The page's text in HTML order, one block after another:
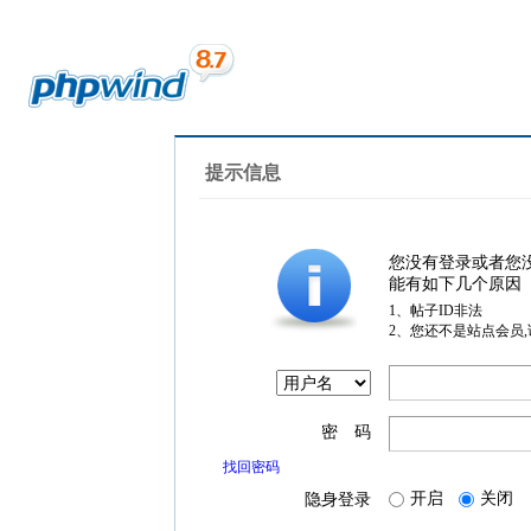
提示信息
您没有登录或者您
能有如下几个原因
1、帖子ID非法
2、您还不是站点会员
密 码
找回密码
隐身登录 开启 关闭